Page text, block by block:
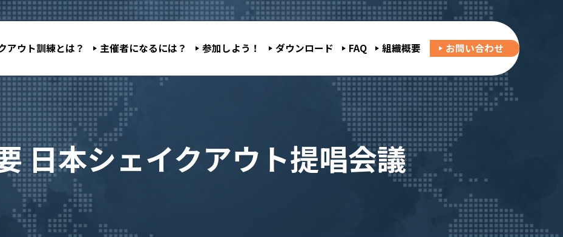
アウト訓練とは？ 主催者になるには？ 参加しよう！ ダウンロード FAQ 組織概要 お問い合わせ
日本シェイクアウト提唱会議